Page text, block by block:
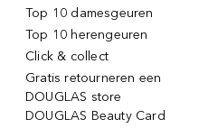
Top 10 damesgeuren
Top 10 herengeuren
Click & collect
Gratis retourneren een
DOUGLAS store
DOUGLAS Beauty Card